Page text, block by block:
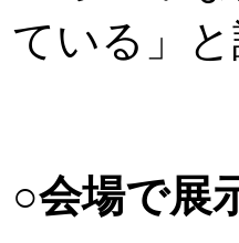
ている」と
○会場で展